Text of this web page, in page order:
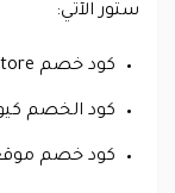
ستور الآتي:
كود خصم Cute Store.
كود الخصم كيوت
كود خصم